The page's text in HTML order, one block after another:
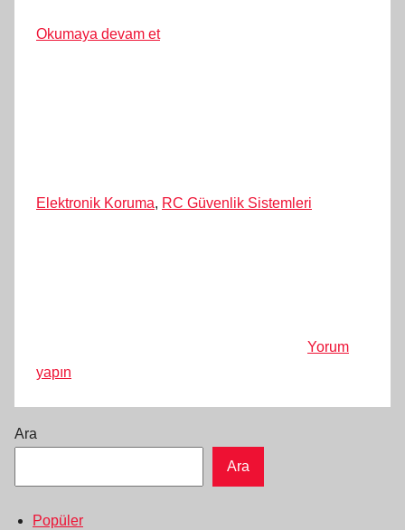
Okumaya devam et
Elektronik Koruma, RC Güvenlik Sistemleri
Yorum
yapın
Ara
Ara
Popüler